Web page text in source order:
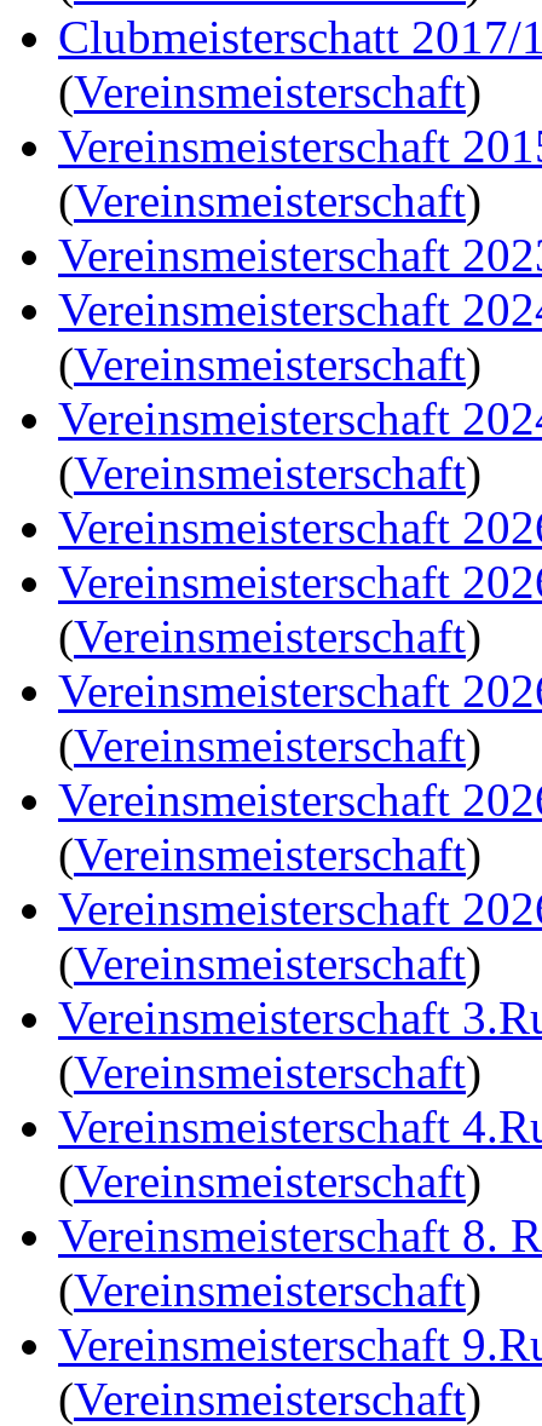
Clubmeisterschatt 2017/
(Vereinsmeisterschaft)
Vereinsmeisterschaft
(Vereinsmeisterschaft)
Vereinsmeisterschaft
Vereinsmeisterschaft
(Vereinsmeisterschaft)
Vereinsmeisterschaft
(Vereinsmeisterschaft)
Vereinsmeisterschaft
Vereinsmeisterschaft
(Vereinsmeisterschaft)
Vereinsmeisterschaft
(Vereinsmeisterschaft)
Vereinsmeisterschaft
(Vereinsmeisterschaft)
Vereinsmeisterschaft
(Vereinsmeisterschaft)
Vereinsmeisterschaft
(Vereinsmeisterschaft)
Vereinsmeisterschaft
(Vereinsmeisterschaft)
Vereinsmeisterschaft 8.
(Vereinsmeisterschaft)
Vereinsmeisterschaft
(Vereinsmeisterschaft)